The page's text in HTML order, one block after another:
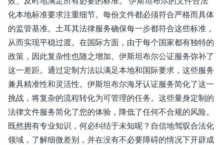
化本地标准要求注重细节。每份文件都必须符合严格而具体
的监管基准。土耳其法律服务确保每一步都符合这些标准，
从而实现平稳过渡。在国际方面，由于每个国家都有独特的
政策，因此复杂性也随之增加。伊斯坦布尔公证服务弥补了
这一差距。通过定制方法以满足本地和国际要求，这些服务
兼具精准性和灵活性。伊斯坦布尔海牙认证服务简化了这一
挑战，将复杂的流程转化为可管理的任务。这些量身定制的
法律文件服务简化了您的体验，降低了任何不合规的风险。
既然拥有专业知识，何必纠结于未知呢？自信地驾驭合法化
领域，了解细微差别，并在没有不必要障碍的情况下开辟成